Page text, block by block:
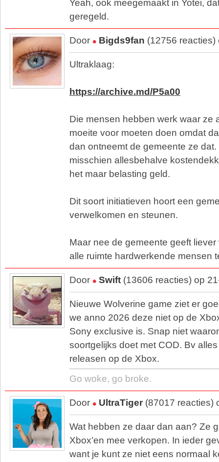
Yeah, ook meegemaakt in Yotei,
geregeld.
Door Bigds9fan (12756
Ultraklaag:
https://archive.md/P5a00
Die mensen hebben werk waar ze
moeite voor moeten doen omdat
dan ontneemt de gemeente ze
misschien allesbehalve
het maar belasting geld.
Dit soort initiatieven hoort een
verwelkomen en steunen.
Maar nee de gemeente geeft
alle ruimte hardwerkende mensen
Door Swift (13606 reacties) op
Nieuwe Wolverine game ziet er
we anno 2026 deze niet op de
Sony exclusive is. Snap niet
soortgelijks doet met COD. Bv
releasen op de Xbox.
Go woke, go broke.
Door UltraTiger (87017 reacties)
Wat hebben ze daar dan aan? Ze
Xbox’en mee verkopen. In ieder
want je kunt ze niet eens normaal